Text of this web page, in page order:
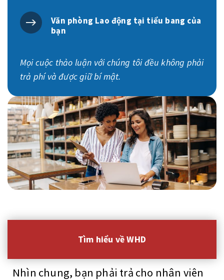
Nhìn chung, bạn phải trả cho nhân viên
Văn phòng Lao động tại tiểu bang của
bạn
Mọi cuộc thảo luận với chúng tôi đều không phải
trả phí và được giữ bí mật.
Tìm hiểu về WHD